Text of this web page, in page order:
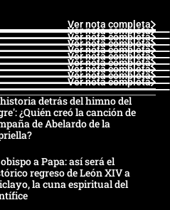
Ver nota completa
Ver nota completa
Ver nota completa
Ver nota completa
Ver nota completa
Ver nota completa
Ver nota completa
Ver nota completa
Ver nota completa
Ver nota completa
detrás del himno del
¿Quién creó la canción de
de Abelardo de la
a Papa: así será el
regreso de León XIV a
la cuna espiritual del